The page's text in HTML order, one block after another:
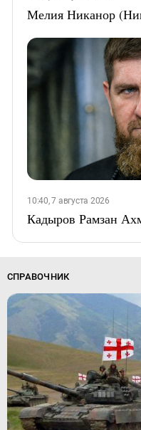
Мелия Никанор
10:40, 7 августа 2026
Кадыров Рамзан
СПРАВОЧНИК